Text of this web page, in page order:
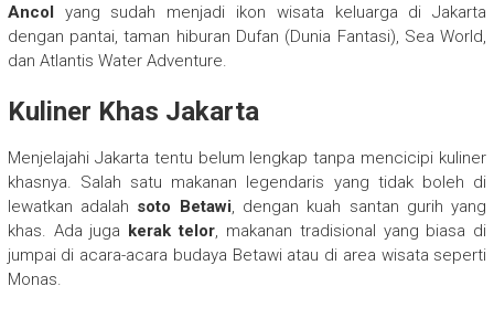
Ancol
yang sudah menjadi ikon wisata keluarga di Jakarta
dengan pantai, taman hiburan Dufan (Dunia Fantasi), Sea World,
dan Atlantis Water Adventure.
Kuliner Khas Jakarta
Menjelajahi Jakarta tentu belum lengkap tanpa mencicipi kuliner
khasnya. Salah satu makanan legendaris yang tidak boleh di
lewatkan adalah soto Betawi, dengan kuah santan gurih yang
khas. Ada juga
kerak telor, makanan tradisional yang biasa di
jumpai di acara-acara budaya Betawi atau di area wisata seperti
Monas.